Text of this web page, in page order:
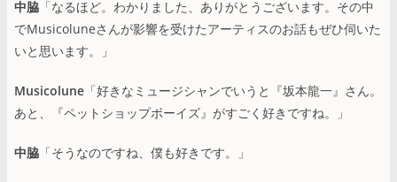
中脇 「なるほど。わかりました、ありがとうございます。その中
でMusicoluneさんが影響を受けたアーティスのお話もぜひ伺いた
いと思います。」
Musicolune 「好きなミュージシャンでいうと『坂本龍一』さん。
あと、『ペットショップボーイズ』がすごく好きですね。」
中脇 「そうなのですね、僕も好きです。」